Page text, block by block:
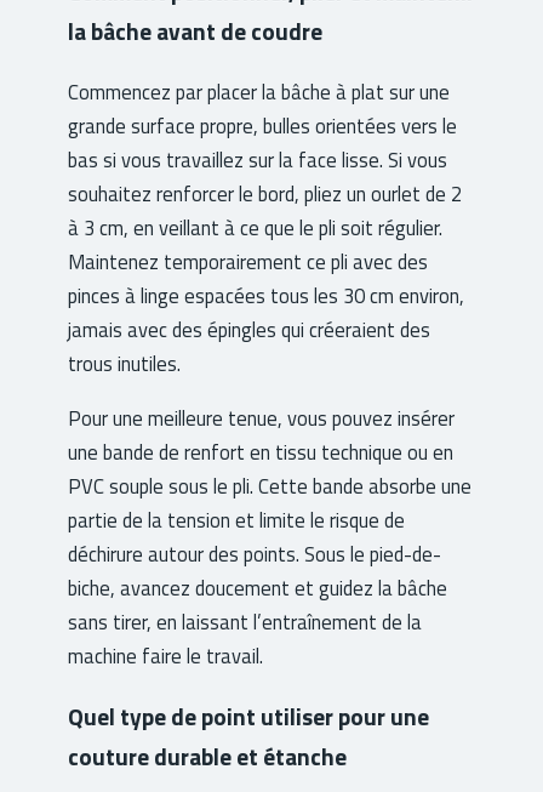
la bâche avant de coudre
Commencez par placer la bâche à plat sur une
grande surface propre, bulles orientées vers le
bas si vous travaillez sur la face lisse. Si vous
souhaitez renforcer le bord, pliez un ourlet de 2
à 3 cm, en veillant à ce que le pli soit régulier.
Maintenez temporairement ce pli avec des
pinces à linge espacées tous les 30 cm environ,
jamais avec des épingles qui créeraient des
trous inutiles.
Pour une meilleure tenue, vous pouvez insérer
une bande de renfort en tissu technique ou en
PVC souple sous le pli. Cette bande absorbe une
partie de la tension et limite le risque de
déchirure autour des points. Sous le pied-de-
biche, avancez doucement et guidez la bâche
sans tirer, en laissant l’entraînement de la
machine faire le travail.
Quel type de point utiliser pour une
couture durable et étanche